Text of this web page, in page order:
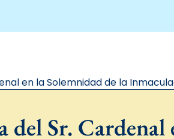
en la Solemnidad de la
Sr. Cardenal